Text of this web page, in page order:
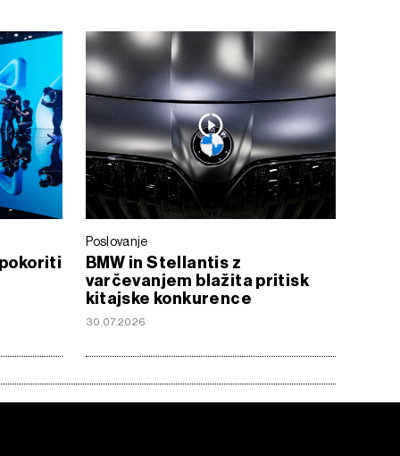
Poslovanje
BMW in Stellantis z
varčevanjem blažita pritisk
kitajske konkurence
30.07.2026